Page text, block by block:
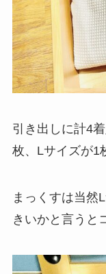
引き出しに計4
枚、Lサイズが1
まっくすは当然
きいかと言うと